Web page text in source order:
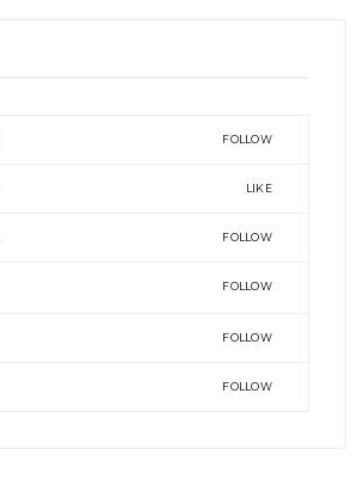
FOLLOW
LIKE
FOLLOW
FOLLOW
FOLLOW
FOLLOW